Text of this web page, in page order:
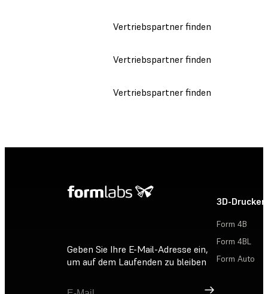
Vertriebspartner finden
Vertriebspartner finden
Vertriebspartner finden
Geben Sie Ihre E-Mail-Adresse ein,
um auf dem Laufenden zu bleiben
Registrieren
3D-Drucker
Form 4B
Form 4BL
Form Auto